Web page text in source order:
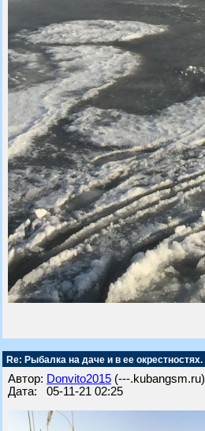
Re: Рыбалка на даче и в ее окрестностях.
Автор: Donvito2015 (---.kubangsm.ru)
Дата: 05-11-21 02:25